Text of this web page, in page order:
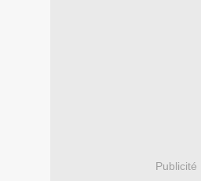
Publicité